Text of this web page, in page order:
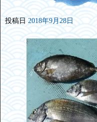
投稿日 2018年9月28日